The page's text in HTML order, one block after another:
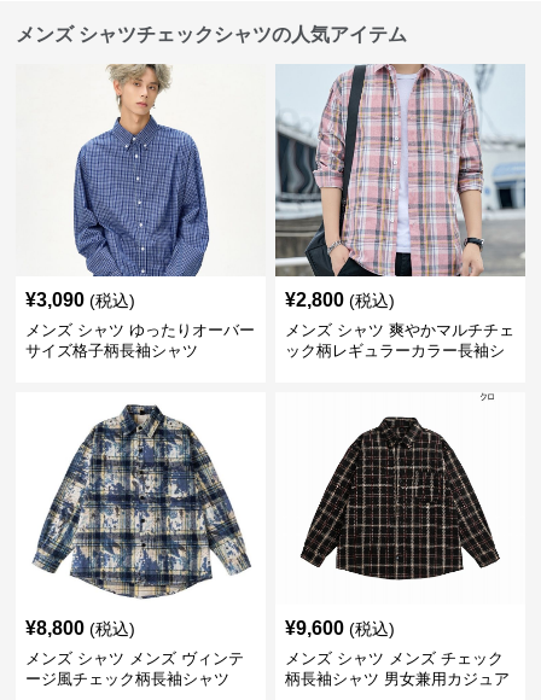
メンズ シャツチェックシャツの人気アイテム
¥3,090 (税込)
メンズ シャツ ゆったりオーバー
サイズ格子柄長袖シャツ
¥2,800 (税込)
メンズ シャツ 爽やかマルチチェ
ック柄レギュラーカラー長袖シ
¥8,800 (税込)
メンズ シャツ メンズ ヴィンテ
ージ風チェック柄長袖シャツ
¥9,600 (税込)
メンズ シャツ メンズ チェック
柄長袖シャツ 男女兼用カジュア